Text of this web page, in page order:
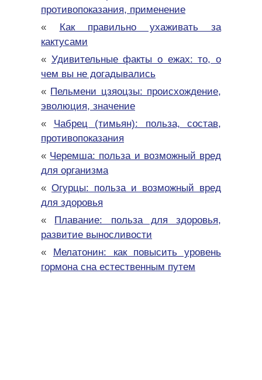
противопоказания, применение
« Как правильно ухаживать за
кактусами
« Удивительные факты о ежах: то, о
чем вы не догадывались
« Пельмени цзяоцзы: происхождение,
эволюция, значение
« Чабрец (тимьян): польза, состав,
противопоказания
« Черемша: польза и возможный вред
для организма
« Огурцы: польза и возможный вред
для здоровья
« Плавание: польза для здоровья,
развитие выносливости
« Мелатонин: как повысить уровень
гормона сна естественным путем